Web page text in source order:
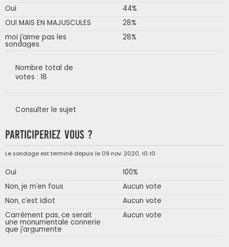
Oui
44%
OUI MAIS EN MAJUSCULES
28%
moi j’aime pas les
sondages.
28%
Nombre total de
votes : 18
Consulter le sujet
Participeriez vous ?
Le sondage est terminé depuis le 09 nov. 2020, 10:10
Oui
100%
Non, je m’en fous
Aucun vote
Non, c’est idiot
Aucun vote
Carrément pas, ce serait
une monumentale connerie
que j’argumente
Aucun vote